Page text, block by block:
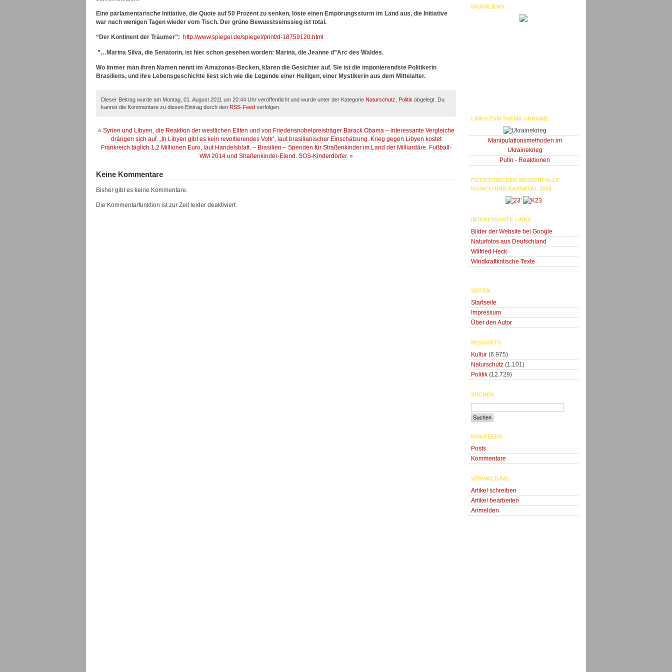
Eine parlamentarische Initiative, die Quote auf 50 Prozent zu senken, löste einen Empörungssturm im Land aus, die Initiative
war nach wenigen Tagen wieder vom Tisch. Der grüne Bewusstseinssieg ist total.
“Der Kontinent der Träumer”: http://www.spiegel.de/spiegel/print/d-18759120.html
”…Marina Silva, die Senatorin, ist hier schon gesehen worden: Marina, die Jeanne d”Arc des Waldes.
Wo immer man ihren Namen nennt im Amazonas-Becken, klaren die Gesichter auf. Sie ist die imponierendste Politikerin
Brasiliens, und ihre Lebensgeschichte liest sich wie die Legende einer Heiligen, einer Mystikerin aus dem Mittelalter.
Dieser Beitrag wurde am Montag, 01. August 2011 um 20:44 Uhr veröffentlicht und wurde unter der Kategorie Naturschutz Politik abgelegt. Du
kannst die Kommentare zu diesen Eintrag durch den RSS-Feed verfolgen.
« Syrien und Libyen, die Reaktion der westlichen Eliten und von Friedensnobelpreisträger Barack Obama – interessante Vergleiche
drängen sich auf. „In Libyen gibt es kein revoltierendes Volk“, laut brasilianischer Einschätzung. Krieg gegen Libyen kostet
Frankreich täglich 1,2 Millionen Euro, laut Handelsblatt. – Brasilien – Spenden für Straßenkinder im Land der Milliardäre. Fußball-
WM 2014 und Straßenkinder-Elend. SOS-Kinderdörfer. »
Keine Kommentare
Bisher gibt es keine Kommentare.
Die Kommentarfunktion ist zur Zeit leider deaktiviert.
BRASILIENS
LINKS ZUM THEMA UKRAINE
Manipulationsmethoden im
Ukrainekrieg
Putin - Reaktionen
FOTOSTRECKEN WASSERFÄLLE
IGUACU UND KARNEVAL 2008
'
INTERESSANTE LINKS
Bilder der Website bei Google
Naturfotos aus Deutschland
Wilfried Heck
Windkraftkritische Texte
SEITEN
Startseite
Impressum
Über den Autor
RESSORTS
Kultur (6.975)
Naturschutz (1.101)
Politik (12.729)
SUCHEN
RSS-FEEDS
Posts
Kommentare
VERWALTUNG
Artikel schreiben
Artikel bearbeiten
Anmelden